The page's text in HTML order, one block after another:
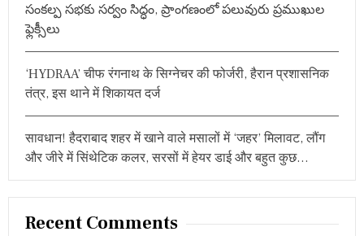
సంకల్ప సభకు సర్వం సిద్ధం, ప్రాంగణంలో పలువురు ప్రముఖుల
ఫ్లెక్సీలు
‘HYDRAA’ चीफ रंगनाथ के सिग्नेचर की फोर्जरी, हैरान प्रशासनिक
तंत्र, इस थाने में शिकायत दर्ज
सावधान! हैदराबाद शहर में खाने वाले मसालों में ‘जहर’ मिलावट, लौंग
और जीरे में सिंथेटिक कलर, सरसों में हेयर डाई और बहुत कुछ…
Recent Comments